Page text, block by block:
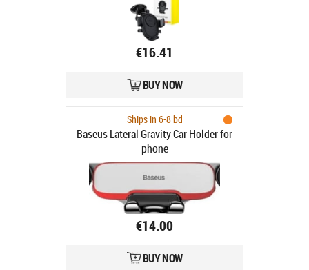
€16.41
BUY NOW
Ships in 6-8 bd
Baseus Lateral Gravity Car Holder for
phone
€14.00
BUY NOW